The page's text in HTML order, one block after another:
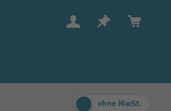
ohne MwSt.